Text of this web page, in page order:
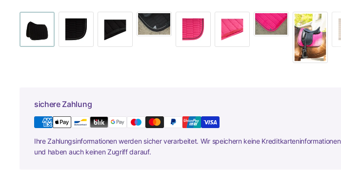
sichere Zahlung
Ihre Zahlungsinformationen werden sicher verarbeitet. Wir speichern keine Kreditkarteninformationen
und haben auch keinen Zugriff darauf.